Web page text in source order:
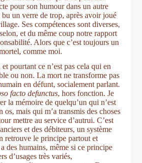
pour son humour dans un autre
un verre de trop, après avoir joué
Ses compétences sont diverses,
et du même coup notre rapport
Alors que c’est toujours un
comme moi.
pourtant ce n’est pas cela qui en
ou non. La mort ne transforme pas
en défunt, socialement parlant.
facto defunctus, hors fonction. Je
la mémoire de quelqu’un qui n’est
os, mais qui m’a transmis des choses
mettre au service d’autrui. C’est
et des débiteurs, un système
retrouve le principe partout et
des humains, même si ce principe
d’usages très variés,